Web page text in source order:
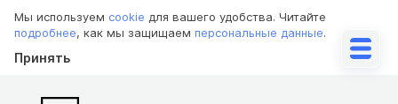
Мы используем cookie для вашего удобства. Читайте
подробнее, как мы защищаем персональные данные.
Принять